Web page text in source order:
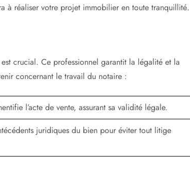
à réaliser votre projet immobilier en toute tranquillité.
crucial. Ce professionnel garantit la légalité et la
concernant le travail du notaire :
l’acte de vente, assurant sa validité légale.
juridiques du bien pour éviter tout litige